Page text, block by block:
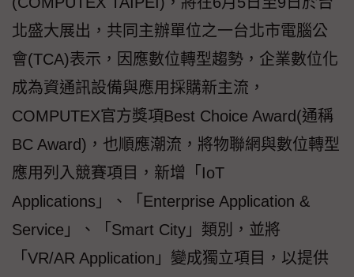
北盛大展出，共同主辦單位之一台北市電腦公
會(TCA)表示，因應數位轉型趨勢，企業數位化
成為資通訊設備與應用採購新主流，
COMPUTEX官方獎項Best Choice Award(通稱
BC Award)，也順應潮流，將物聯網與數位轉型
應用列入競賽項目，新增「IoT
Applications」、「Enterprise Application &
Service」、「Smart City」類別，並將
「VR/AR Application」變成獨立項目，以提供